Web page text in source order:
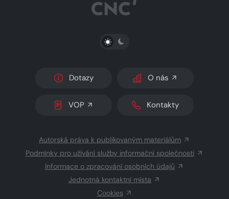
PŘEPNOUT SVĚTLÝ/TMAVÝ REŽIM
Dotazy O nás
VOP Kontakty
Autorská práva k publikovaným materiálům
Podmínky pro užívání služby informační společnosti
Informace o zpracování osobních údajů
Jednotná kontaktní místa
Cookies